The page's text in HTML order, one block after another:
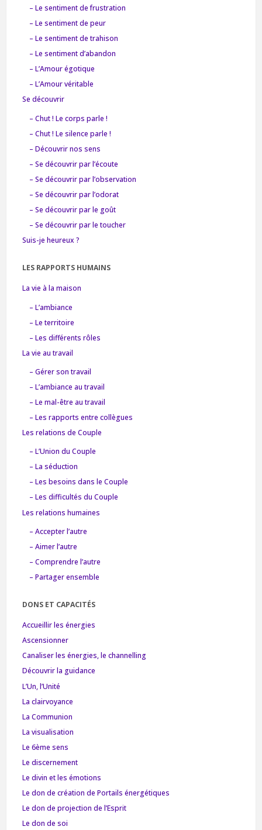
– Le sentiment de frustration
– Le sentiment de peur
– Le sentiment de trahison
– Le sentiment d’abandon
– L’Amour égotique
– L’Amour véritable
Se découvrir
– Chut ! Le corps parle !
– Chut ! Le silence parle !
– Découvrir nos sens
– Se découvrir par l’écoute
– Se découvrir par l’observation
– Se découvrir par l’odorat
– Se découvrir par le goût
– Se découvrir par le toucher
Suis-je heureux ?
LES RAPPORTS HUMAINS
La vie à la maison
– L’ambiance
– Le territoire
– Les différents rôles
La vie au travail
– Gérer son travail
– L’ambiance au travail
– Le mal-être au travail
– Les rapports entre collègues
Les relations de Couple
– L’Union du Couple
– La séduction
– Les besoins dans le Couple
– Les difficultés du Couple
Les relations humaines
– Accepter l’autre
– Aimer l’autre
– Comprendre l’autre
– Partager ensemble
DONS ET CAPACITÉS
Accueillir les énergies
Ascensionner
Canaliser les énergies, le channelling
Découvrir la guidance
L’Un, l’Unité
La clairvoyance
La Communion
La visualisation
Le 6ème sens
Le discernement
Le divin et les émotions
Le don de création de Portails énergétiques
Le don de projection de l’Esprit
Le don de soi